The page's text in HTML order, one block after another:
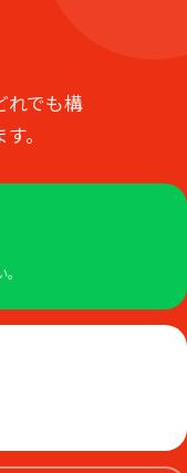
れでも構
。